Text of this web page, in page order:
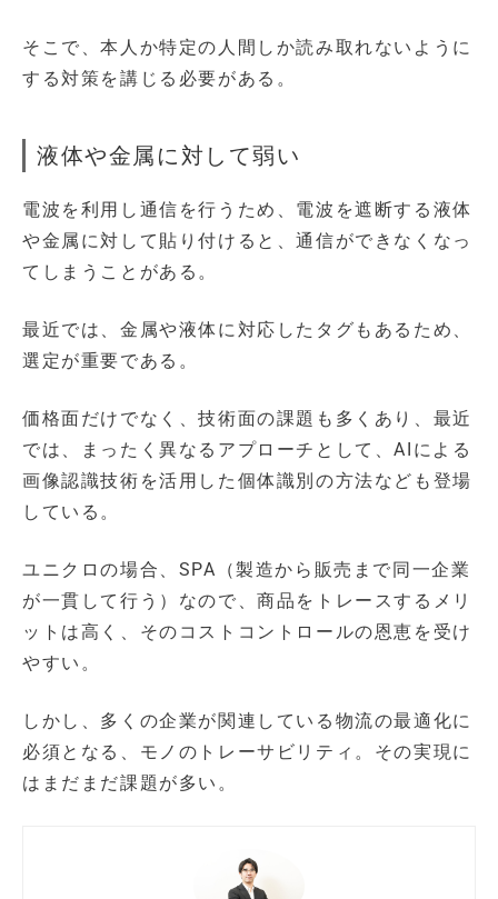
そこで、本人か特定の人間しか読み取れないように
する対策を講じる必要がある。
液体や金属に対して弱い
電波を利用し通信を行うため、電波を遮断する液体
や金属に対して貼り付けると、通信ができなくなっ
てしまうことがある。
最近では、金属や液体に対応したタグもあるため、
選定が重要である。
価格面だけでなく、技術面の課題も多くあり、最近
では、まったく異なるアプローチとして、AIによる
画像認識技術を活用した個体識別の方法なども登場
している。
ユニクロの場合、SPA（製造から販売まで同一企業
が一貫して行う）なので、商品をトレースするメリ
ットは高く、そのコストコントロールの恩恵を受け
やすい。
しかし、多くの企業が関連している物流の最適化に
必須となる、モノのトレーサビリティ。その実現に
はまだまだ課題が多い。